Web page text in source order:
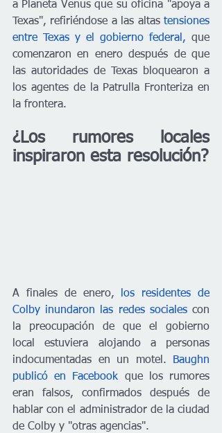
a Planeta Venus que su oficina "apoya a
Texas", refiriéndose a las altas tensiones
entre Texas y el gobierno federal, que
comenzaron en enero después de que
las autoridades de Texas bloquearon a
los agentes de la Patrulla Fronteriza en
la frontera.
¿Los rumores locales
inspiraron esta resolución?
A finales de enero,
los residentes de
Colby inundaron las redes sociales con
la preocupación de que el gobierno
local estuviera alojando a personas
indocumentadas en un motel.
Baughn
publicó en Facebook que los rumores
eran falsos, confirmados después de
hablar con el administrador de la ciudad
de Colby y "otras agencias".